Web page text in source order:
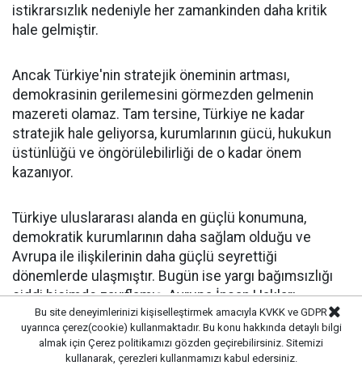
istikrarsızlık nedeniyle her zamankinden daha kritik
hale gelmiştir.
Ancak Türkiye'nin stratejik öneminin artması,
demokrasinin gerilemesini görmezden gelmenin
mazereti olamaz. Tam tersine, Türkiye ne kadar
stratejik hale geliyorsa, kurumlarının gücü, hukukun
üstünlüğü ve öngörülebilirliği de o kadar önem
kazanıyor.
Türkiye uluslararası alanda en güçlü konumuna,
demokratik kurumlarının daha sağlam olduğu ve
Avrupa ile ilişkilerinin daha güçlü seyrettiği
dönemlerde ulaşmıştır. Bugün ise yargı bağımsızlığı
ciddi biçimde zayıflamış, Avrupa İnsan Hakları
Mahkemesi kararları uygulanmaz hale gelmiş, halkın
oylarıyla seçilen belediye başkanları mahkeme
kararlarıyla görevlerinden uzaklaştırılmaktadır.
Bu site deneyimlerinizi kişiselleştirmek amacıyla KVKK ve GDPR
uyarınca çerez(cookie) kullanmaktadır. Bu konu hakkında detaylı bilgi
almak için Çerez politikamızı gözden geçirebilirsiniz. Sitemizi
kullanarak, çerezleri kullanmamızı kabul edersiniz.